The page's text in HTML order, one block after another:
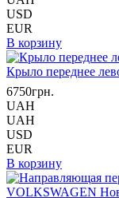
USD
EUR
В корзину
Крыло переднее
6750грн.
UAH
UAH
USD
EUR
В корзину